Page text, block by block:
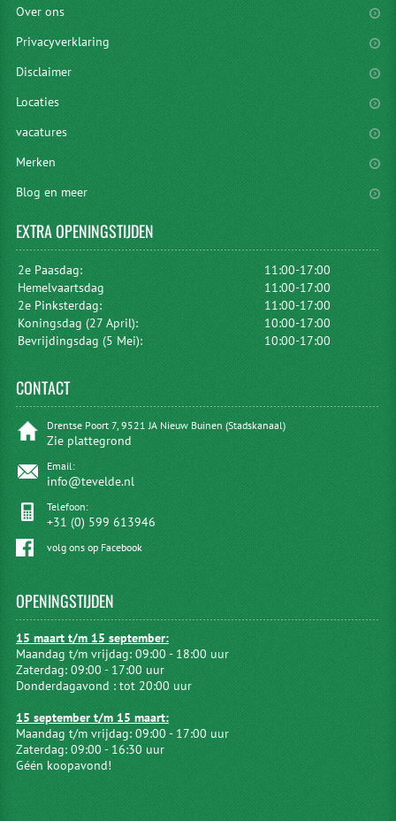
Over ons
Privacyverklaring
Disclaimer
Locaties
vacatures
Merken
Blog en meer
EXTRAOPENINGSTIJDEN
2e Paasdag:
11:00-17:00
Hemelvaartsdag
11:00-17:00
2e Pinksterdag:
11:00-17:00
Koningsdag (27 April):
10:00-17:00
Bevrijdingsdag (5 Mei):
10:00-17:00
CONTACT
Drentse Poort 7, 9521 JA Nieuw Buinen (Stadskanaal)
Zie plattegrond
Email:
info@tevelde.nl
Telefoon:
+31 (0) 599 613946
volg ons op Facebook
OPENINGSTIJDEN
15 maart t/m 15 september:
Maandag t/m vrijdag: 09:00 - 18:00 uur
Zaterdag: 09:00 - 17:00 uur
Donderdagavond : tot 20:00 uur
15 september t/m 15 maart:
Maandag t/m vrijdag: 09:00 - 17:00 uur
Zaterdag: 09:00 - 16:30 uur
Géén koopavond!